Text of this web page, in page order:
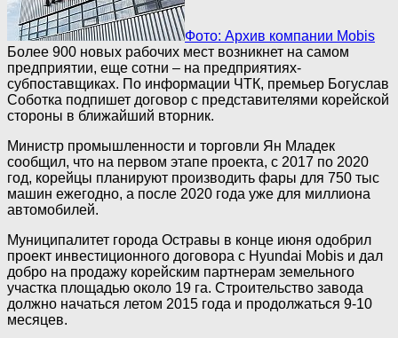
Фото: Архив компании Mobis
Более 900 новых рабочих мест возникнет на самом
предприятии, еще сотни – на предприятиях-
субпоставщиках. По информации ЧТК, премьер Богуслав
Соботка подпишет договор с представителями корейской
стороны в ближайший вторник.
Министр промышленности и торговли Ян Младек
сообщил, что на первом этапе проекта, с 2017 по 2020
год, корейцы планируют производить фары для 750 тыс
машин ежегодно, а после 2020 года уже для миллиона
автомобилей.
Муниципалитет города Остравы в конце июня одобрил
проект инвестиционного договора с Hyundai Mobis и дал
добро на продажу корейским партнерам земельного
участка площадью около 19 га. Строительство завода
должно начаться летом 2015 года и продолжаться 9-10
месяцев.